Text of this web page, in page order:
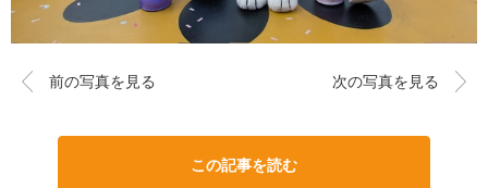
前の写真を見る 次の写真を見る
この記事を読む